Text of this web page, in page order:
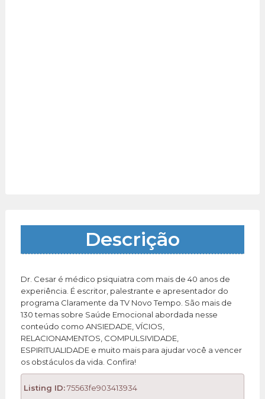
Descrição
Dr. Cesar é médico psiquiatra com mais de 40 anos de
experiência. É escritor, palestrante e apresentador do
programa Claramente da TV Novo Tempo. São mais de
130 temas sobre Saúde Emocional abordada nesse
conteúdo como ANSIEDADE, VÍCIOS,
RELACIONAMENTOS, COMPULSIVIDADE,
ESPIRITUALIDADE e muito mais para ajudar você a vencer
os obstáculos da vida. Confira!
Listing ID:75563fe903413934